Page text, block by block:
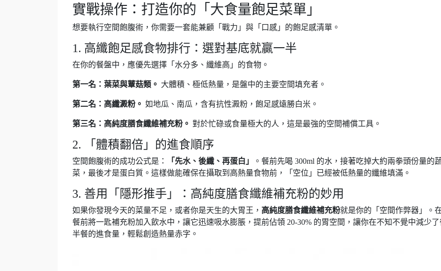
實戰操作：打造你的「大食量飽足菜單」
想要執行空間飽腹術，你需要一套能兼顧「戰力」與「口感」的飽足感清單。
1. 高纖飽足感食物排行：選對基底就贏一半
在你的餐盤中，應優先選擇「水分多、纖維高」的食物。
第一名：葉菜與蕈菇類。 大體積、極低熱量，是盤中的主要空間填充者。
第二名：高纖澱粉。 如地瓜、南瓜，含有抗性澱粉，飽足感遠勝白米。
第三名：高純度膳食纖維補充粉。 對於忙碌或食量極大的人，這是最強的空間補償工具。
2. 「體積翻倍」的進食順序
空間飽腹術的成功公式是： 「先水、後纖、再蛋白」
。餐前先喝 300ml 的水，接著吃掉大約兩拳頭份量的
菜，最後才是蛋白質。這樣做能確保在攝取到高熱量食物前，「空位」已經被低熱量的纖維填滿。
3. 善用「隱形推手」：高純度膳食纖維補充粉的妙用
如果你發現今天的菜量不足，或者你是天生的大胃王， 高純度膳食纖維補充粉就是你的「空間作弊器」。
餐前將一匙補充粉加入飲水中，讓它迅速吸水膨脹，提前佔領 20-30% 的胃空間，讓你在不知不覺中減少了
半餐的進食量，輕鬆創造熱量赤字。